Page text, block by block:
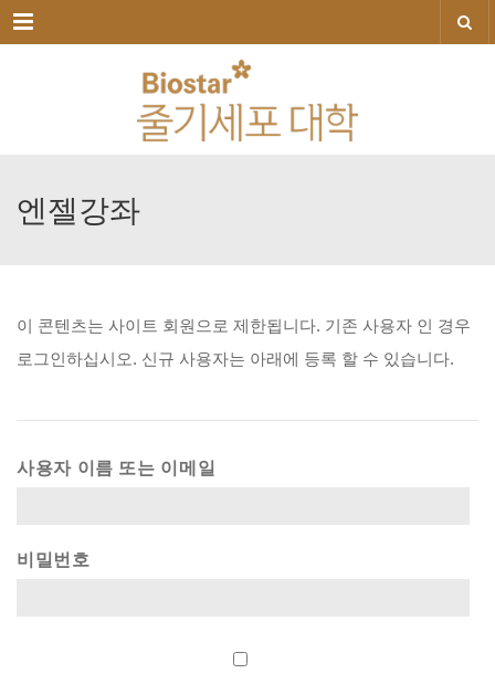
메뉴
엔젤강좌
이 콘텐츠는 사이트 회원으로 제한됩니다. 기존 사용자 인 경우
로그인하십시오. 신규 사용자는 아래에 등록 할 수 있습니다.
사용자 이름 또는 이메일
비밀번호